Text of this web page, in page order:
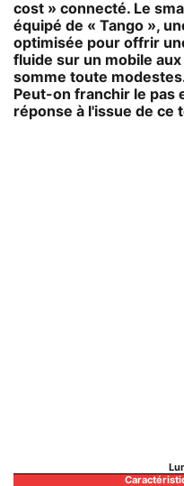
cost » connecté. Le
équipé de « Tango »,
optimisée pour offrir
fluide sur un mobile
somme toute
Peut-on franchir le pas
réponse à l'issue de ce